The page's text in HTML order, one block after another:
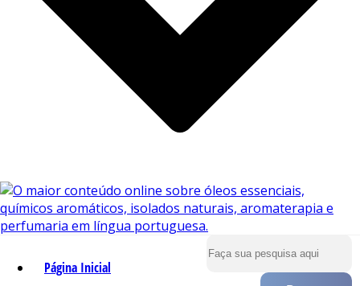
Página Inicial